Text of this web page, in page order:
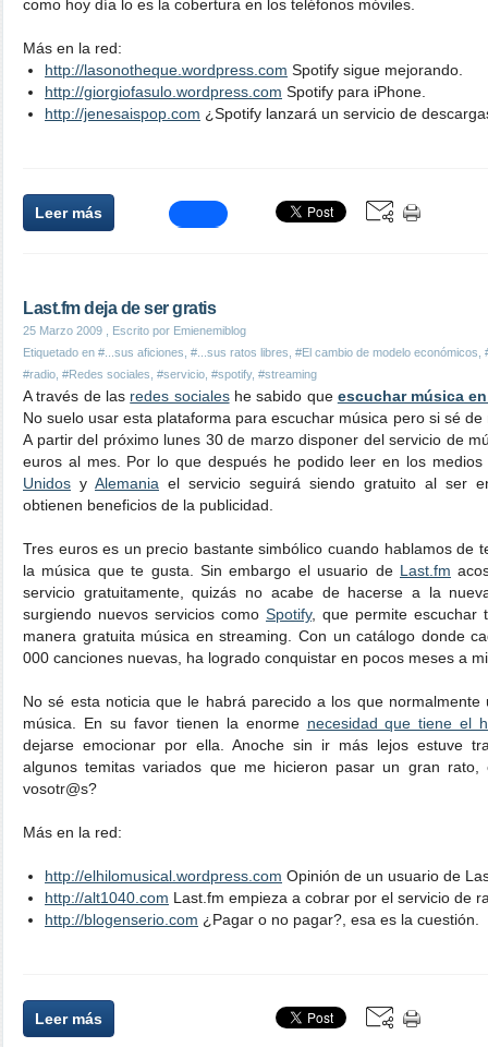
como hoy día lo es la cobertura en los teléfonos móviles.
Más en la red:
http://lasonotheque.wordpress.com Spotify sigue mejorando.
http://giorgiofasulo.wordpress.com Spotify para iPhone.
http://jenesaispop.com ¿Spotify lanzará un servicio de
Leer más
Last.fm deja de ser gratis
25 Marzo 2009 , Escrito por Emienemiblog
Etiquetado en #...sus aficiones #...sus ratos libres #El cambio de modelo económicos
#radio #Redes sociales #servicio #spotify, #streaming
A través de las redes socialeshe sabido que escuchar música
No suelo usar esta plataforma para escuchar música pero si sé
A partir del próximo lunes 30 de marzo disponer del servicio de
euros al mes. Por lo que después he podido leer en los
Unidos y Alemania el servicio seguirá siendo gratuito al ser
obtienen beneficios de la publicidad.
Tres euros es un precio bastante simbólico cuando hablamos de
la música que te gusta. Sin embargo el usuario de Last.fm
servicio gratuitamente, quizás no acabe de hacerse a la
surgiendo nuevos servicios como Spotify, que permite escuchar
manera gratuita música en streaming. Con un catálogo donde
000 canciones nuevas, ha logrado conquistar en pocos meses a
No sé esta noticia que le habrá parecido a los que normalmente
música. En su favor tienen la enorme necesidad que tiene el
dejarse emocionar por ella. Anoche sin ir más lejos estuve
algunos temitas variados que me hicieron pasar un gran
vosotr@s?
Más en la red:
http://elhilomusical.wordpress.com Opinión de un usuario de
http://alt1040.com Last.fm empieza a cobrar por el servicio de
http://blogenserio.com ¿Pagar o no pagar?, esa es la cuestión.
Leer más